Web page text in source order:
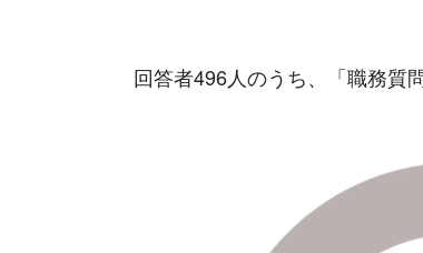
回答者496人のうち、「職務質